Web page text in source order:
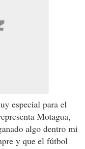
especial para el
Motagua,
algo dentro mi
y que el fútbol